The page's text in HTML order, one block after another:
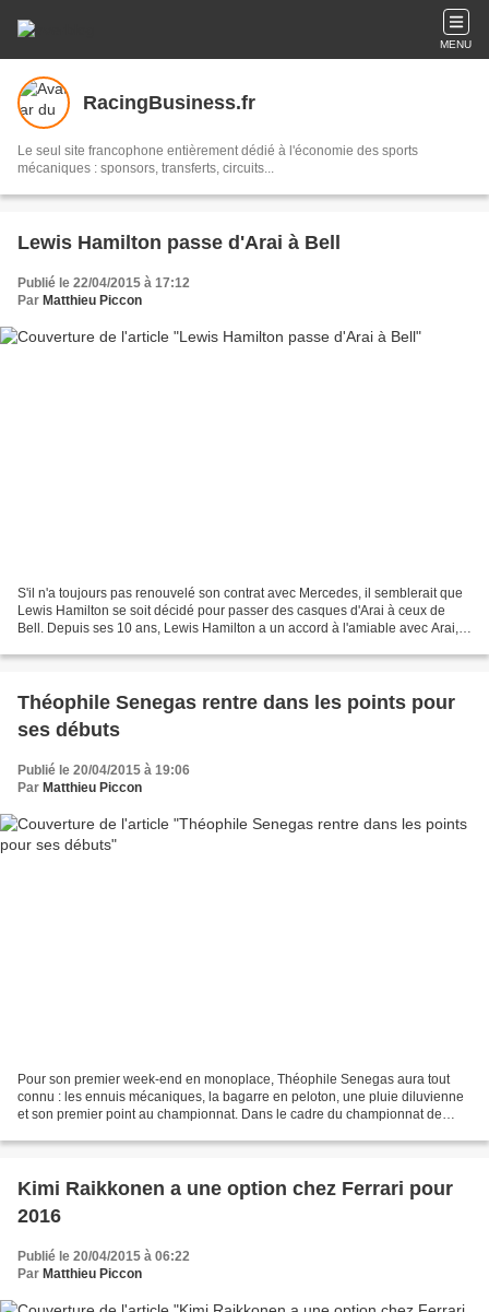
MENU
RacingBusiness.fr
Le seul site francophone entièrement dédié à l'économie des sports
mécaniques : sponsors, transferts, circuits...
Lewis Hamilton passe d'Arai à Bell
Publié le 22/04/2015 à 17:12
Par Matthieu Piccon
S'il n'a toujours pas renouvelé son contrat avec Mercedes, il semblerait que
Lewis Hamilton se soit décidé pour passer des casques d'Arai à ceux de
Bell. Depuis ses 10 ans, Lewis Hamilton a un accord à l'amiable avec Arai, à
Théophile Senegas rentre dans les points pour
ses débuts
Publié le 20/04/2015 à 19:06
Par Matthieu Piccon
Pour son premier week-end en monoplace, Théophile Senegas aura tout
connu : les ennuis mécaniques, la bagarre en peloton, une pluie diluvienne
et son premier point au championnat. Dans le cadre du championnat de
Kimi Raikkonen a une option chez Ferrari pour
2016
Publié le 20/04/2015 à 06:22
Par Matthieu Piccon